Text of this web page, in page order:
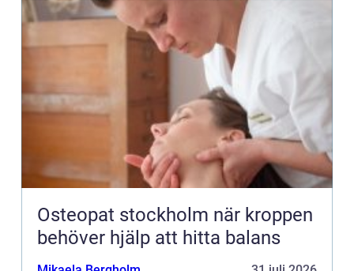
Osteopat stockholm när kroppen
behöver hjälp att hitta balans